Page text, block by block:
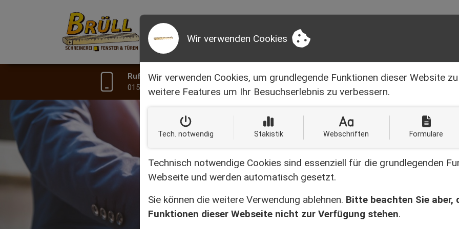
NEWS
Rufen Sie uns an:
0151 50 60 35 92
Schreiben Sie uns:
info@bruell-handwerk.de
Wir verwenden Cookies
Wir verwenden Cookies, um grundlegende Funktionen dieser Website
weitere Features um Ihr Besuchserlebnis zu verbessern.
Tech. notwendig Stakistik Webschriften Formulare
Technisch notwendige Cookies sind essenziell für die grundlegenden
Webseite und werden automatisch gesetzt.
Sie können die weitere Verwendung ablehnen. Bitte beachten Sie aber,
Funktionen dieser Webseite nicht zur Verfügung stehen.